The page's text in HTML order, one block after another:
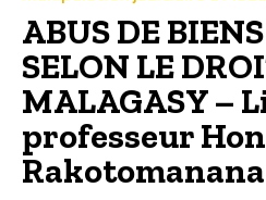
ABUS DE
SELON LE
MALAGASY –
professeur
Rakotomanana